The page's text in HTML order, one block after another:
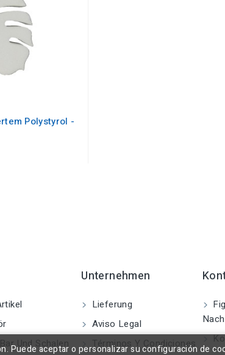
Polystyrol -
Und Schalen
Unternehmen
Lieferung
Aviso Legal
Términos Y Condiciones
Puede aceptar o personalizar su configuración de